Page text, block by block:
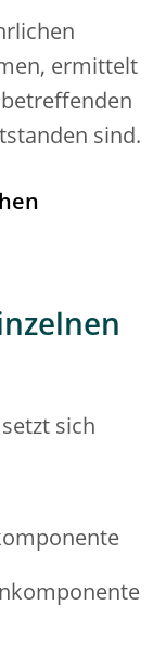
ermittelt
sind.
sich